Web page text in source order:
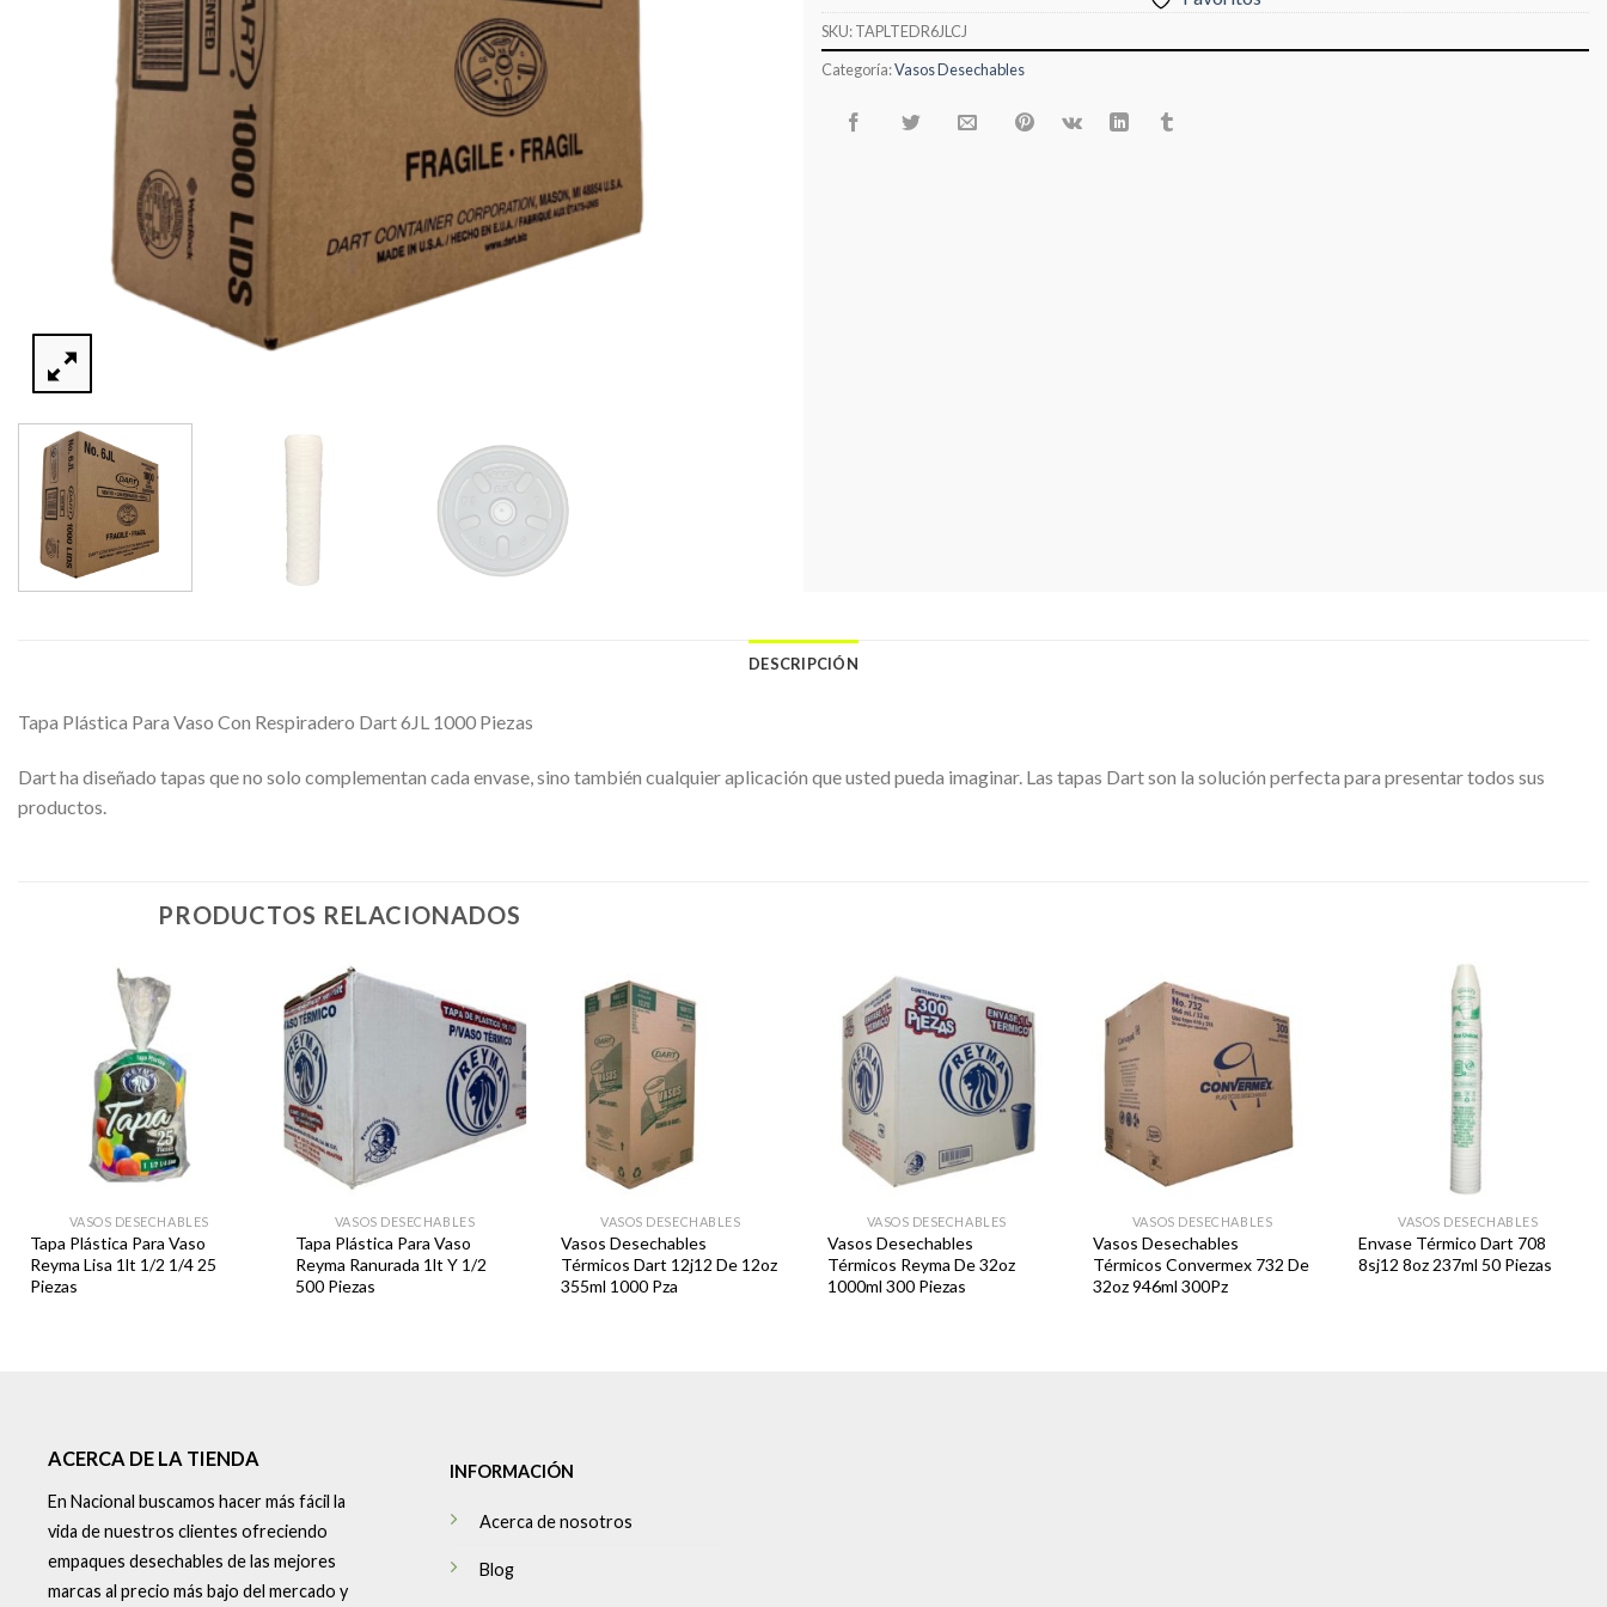
SKU:TAPLTEDR6JLCJ
Categoría:Vasos Desechables
DESCRIPCIÓN
Tapa Plástica Para Vaso Con Respiradero Dart 6JL 1000 Piezas
Dart ha diseñado tapas que no solo complementan cada envase, sino también cualquier aplicación que usted pueda imaginar. Las tapas Dart son la solución perfecta para presentar todos sus
productos.
PRODUCTOS RELACIONADOS
VASOS DESECHABLES
Tapa Plástica Para Vaso
Reyma Lisa 1lt 1/2 1/4 25
Piezas
Favoritos
VASOS DESECHABLES
Tapa Plástica Para Vaso
Reyma Ranurada 1lt Y 1/2
500 Piezas
VASOS DESECHABLES
Vasos Desechables
Térmicos Dart 12j12 De 12oz
355ml 1000 Pza
Favoritos
VASOS DESECHABLES
Vasos Desechables
Térmicos Reyma De 32oz
1000ml 300 Piezas
Favoritos
VASOS DESECHABLES
Vasos Desechables
Térmicos Convermex 732 De
32oz 946ml 300Pz
VASOS DESECHABLES
Envase Térmico Dart 708
8sj12 8oz 237ml 50 Piezas
ACERCA DE LA TIENDA
En Nacional buscamos hacer más fácil la
vida de nuestros clientes ofreciendo
empaques desechables de las mejores
marcas al precio más bajo del mercado y
INFORMACIÓN
Acerca de nosotros
Blog